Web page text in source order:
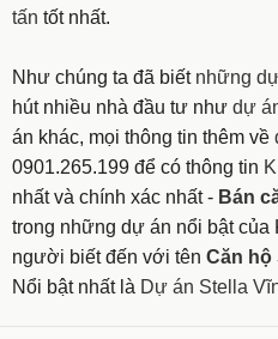
tấn tốt nhất.
Như chúng ta đã biết những
hút nhiều nhà đầu tư như dự
án khác, mọi thông tin thêm về
0901.265.199 để có thông tin
nhất và chính xác nhất - Bán
trong những dự án nổi bật của
người biết đến với tên Căn hộ
Nổi bật nhất là Dự án Stella